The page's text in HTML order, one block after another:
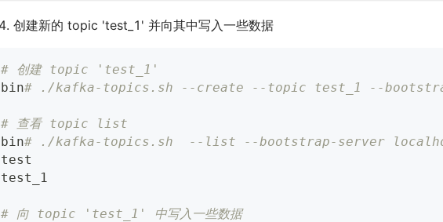
创建新的 topic 'test_1' 并向其中写入一些数据
# 创建 topic 'test_1'
bin# ./kafka-topics.sh --create --topic test_1 --
# 查看 topic list
bin# ./kafka-topics.sh  --list --bootstrap-server
test
test_1
# 向 topic 'test_1' 中写入一些数据